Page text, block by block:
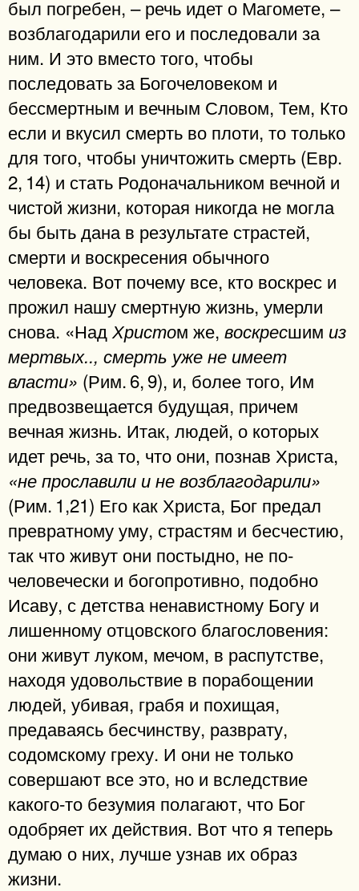
был погребен, – речь идет о Магомете, –
возблагодарили его и последовали за
ним. И это вместо того, чтобы
последовать за Богочеловеком и
бессмертным и вечным Словом, Тем, Кто
если и вкусил смерть во плоти, то только
для того, чтобы уничтожить смерть (Евр.
2, 14) и стать Родоначальником вечной и
чистой жизни, которая никогда нe могла
бы быть дана в результате страстей,
смерти и воскресения обычного
человека. Вот почему все, кто воскрес и
прожил нашу смертную жизнь, умерли
снова. «НадХристом же, воскресшим из
мертвых.., смерть уже не имеет
власти» (Рим. 6, 9), и, более того, Им
предвозвещается будущая, причем
вечная жизнь. Итак, людей, о которых
идет речь, за то, что они, познав Христа,
«не прославили и не возблагодарили»
(Рим. 1,21) Его как Христа, Бог предал
превратному уму, страстям и бесчестию,
так что живут они постыдно, не по-
человечески и богопротивно, подобно
Исаву, с детства ненавистному Богу и
лишенному отцовского благословения:
они живут луком, мечом, в распутстве,
находя удовольствие в порабощении
людей, убивая, грабя и похищая,
предаваясь бесчинству, разврату,
содомскому греху. И они не только
совершают все это, но и вследствие
какого-то безумия полагают, что Бог
одобряет их действия. Вот что я теперь
думаю о них, лучше узнав их образ
жизни.